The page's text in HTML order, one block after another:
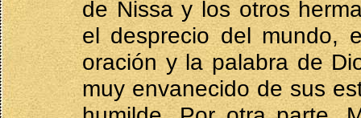
de Nissa y los otros
el desprecio del mundo,
oración y la palabra de
muy envanecido de sus